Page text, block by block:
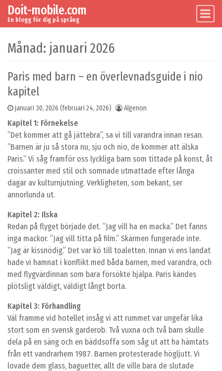
Skip to content
Main Navigation
Doit-mobile.com
En blogg för dig på språng
Månad: januari 2026
Paris med barn – en överlevnadsguide i nio
kapitel
januari 30, 2026 (februari 24, 2026) Algenon
Kapitel 1: Förnekelse
”Det kommer att gå jättebra”, sa vi till varandra innan resan.
”Barnen är ju så stora nu, sju och nio, de kommer att älska
Paris.” Vi såg framför oss lyckliga barn som tittade på konst, åt
croissanter med stil och somnade utmattade efter långa
dagar av kulturnjutning. Verkligheten, som bekant, ser
annorlunda ut.
Kapitel 2: Ilska
Redan på flyget började det. ”Jag vill ha en macka.” Det fanns
inga mackor. ”Jag vill titta på film.” Skärmen fungerade inte.
”Jag är kissnödig.” Det var kö till toaletten. Innan vi ens landat
hade vi hamnat i konflikt med båda barnen, med varandra, och
med flygvärdinnan som bara försökte hjälpa. Paris kändes
plötsligt väldigt, väldigt långt borta.
Kapitel 3: Förhandling
Väl framme vid hotellet insåg vi att rummet var ungefär lika
stort som en svensk garderob. Två vuxna och två barn skulle
dela på en säng och en bäddsoffa som såg ut att ha hämtats
från ett vandrarhem 1987. Barnen protesterade högljutt. Vi
lovade dem glass, baguetter, allt de ville bara de slutade